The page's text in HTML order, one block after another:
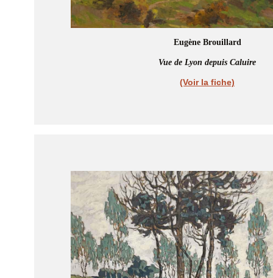
Eugène Brouillard
Vue de Lyon depuis Caluire
(Voir la fiche)